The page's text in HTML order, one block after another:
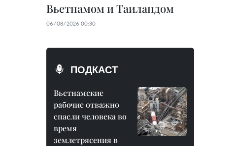
Вьетнамом и Таиландом
06/08/2026 00:30
ПОДКАСТ
Вьетнамские
рабочие отважно
спасли человека во
время
землетрясения в